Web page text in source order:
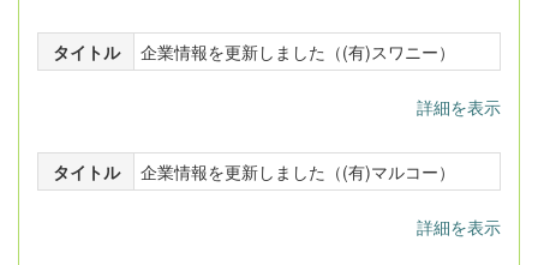
タイトル 企業情報を更新しました（(有)スワニー）
詳細を表示
タイトル 企業情報を更新しました（(有)マルコー）
詳細を表示